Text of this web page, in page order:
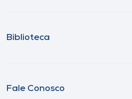
Biblioteca
Fale Conosco